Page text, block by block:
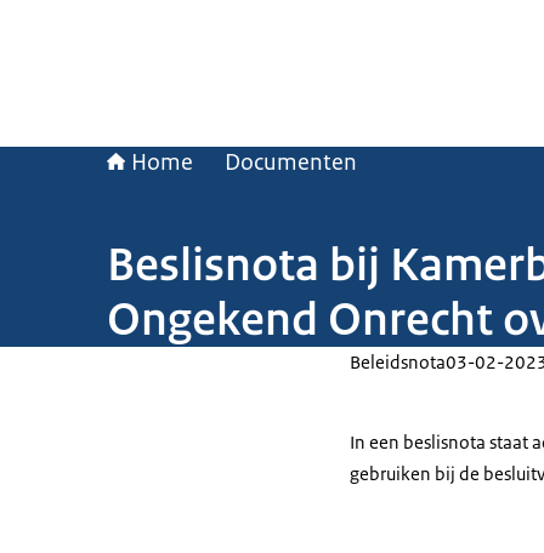
Home Documenten
Beslisnota bij
Ongekend Onrecht
Beleidsnota03-02-
In een beslisnota staat
gebruiken bij de